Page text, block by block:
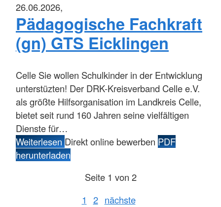
26.06.2026,
Pädagogische Fachkraft
(gn) GTS Eicklingen
Celle Sie wollen Schulkinder in der Entwicklung
unterstüzten! Der DRK-Kreisverband Celle e.V.
als größte Hilfsorganisation im Landkreis Celle,
bietet seit rund 160 Jahren seine vielfältigen
Dienste für…
WeiterlesenDirekt online bewerben PDF
herunterladen
Seite 1 von 2
1
2 nächste